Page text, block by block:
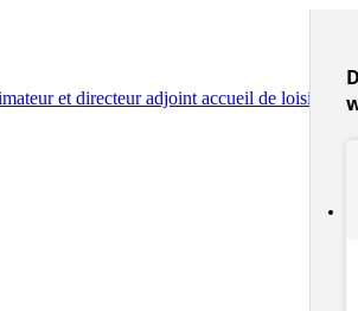
et directeur adjoint accueil de loisirs